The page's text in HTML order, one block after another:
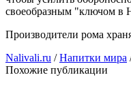
своеобразным "ключом
Производители рома
Nalivali.ru / Напитки мира
Похожие публикации